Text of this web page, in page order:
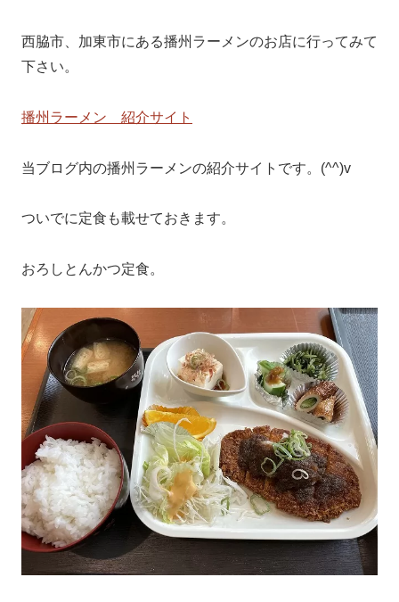
西脇市、加東市にある播州ラーメンのお店に行ってみて
下さい。
播州ラーメン 紹介サイト
当ブログ内の播州ラーメンの紹介サイトです。(^^)v
ついでに定食も載せておきます。
おろしとんかつ定食。